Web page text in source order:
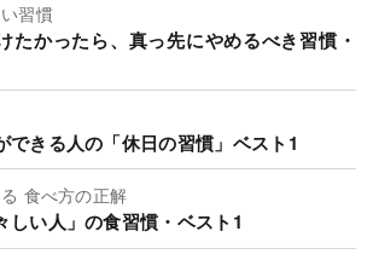
習慣
たかったら、真っ先にやめるべき習慣・
できる人の「休日の習慣」ベスト1
食べ方の正解
しい人」の食習慣・ベスト1